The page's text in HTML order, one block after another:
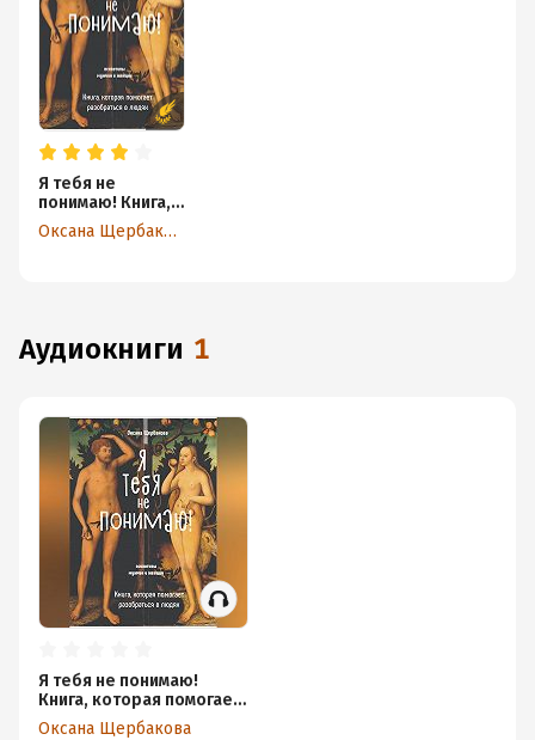
Я тебя не
понимаю! Книга,
которая
помогает
Оксана Щербакова
аудиокниги 1
Я тебя не понимаю!
Книга, которая помогает
разобраться в людях.
Оксана Щербакова